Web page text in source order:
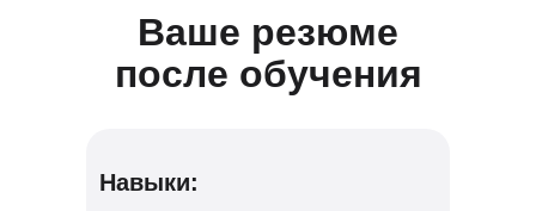
Навыки:
Ваше резюме
после обучения